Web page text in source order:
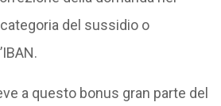
del sussidio o
a questo bonus gran parte del